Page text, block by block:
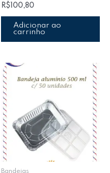
Avaliação
0
de
R$ 100,80
Adicionar ao
carrinho
Bandejas